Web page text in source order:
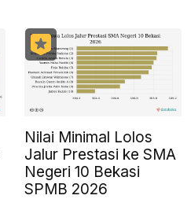
Nilai Minimal Lolos
Jalur Prestasi ke SMA
Negeri 10 Bekasi
SPMB 2026